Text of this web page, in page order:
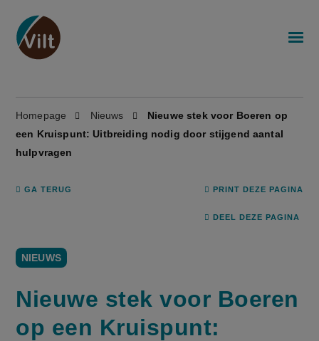
Homepage Nieuws
Nieuwe stek voor Boeren op
een Kruispunt: Uitbreiding nodig door stijgend aantal
hulpvragen
GA TERUG PRINT DEZE PAGINA
DEEL DEZE PAGINA
NIEUWS
Nieuwe stek voor Boeren
op een Kruispunt: